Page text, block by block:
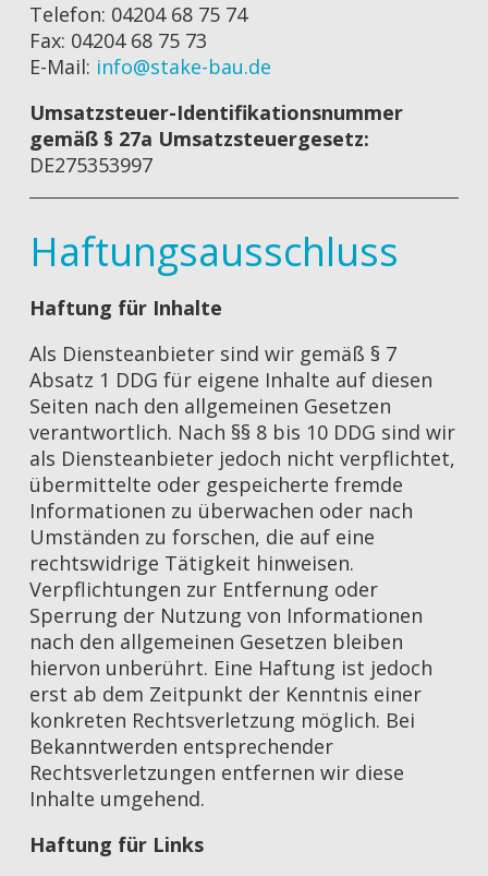
Telefon: 04204 68 75 74
Fax: 04204 68 75 73
E-Mail: info@stake-bau.de
Umsatzsteuer-Identifikationsnummer
gemäß § 27a Umsatzsteuergesetz:
DE275353997
Haftungsausschluss
Haftung für Inhalte
Als Diensteanbieter sind wir gemäß § 7
Absatz 1 DDG für eigene Inhalte auf diesen
Seiten nach den allgemeinen Gesetzen
verantwortlich. Nach §§ 8 bis 10 DDG sind wir
als Diensteanbieter jedoch nicht verpflichtet,
übermittelte oder gespeicherte fremde
Informationen zu überwachen oder nach
Umständen zu forschen, die auf eine
rechtswidrige Tätigkeit hinweisen.
Verpflichtungen zur Entfernung oder
Sperrung der Nutzung von Informationen
nach den allgemeinen Gesetzen bleiben
hiervon unberührt. Eine Haftung ist jedoch
erst ab dem Zeitpunkt der Kenntnis einer
konkreten Rechtsverletzung möglich. Bei
Bekanntwerden entsprechender
Rechtsverletzungen entfernen wir diese
Inhalte umgehend.
Haftung für Links